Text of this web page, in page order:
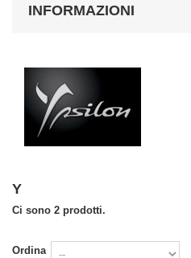
INFORMAZIONI
Y
Ci sono 2 prodotti.
Ordina